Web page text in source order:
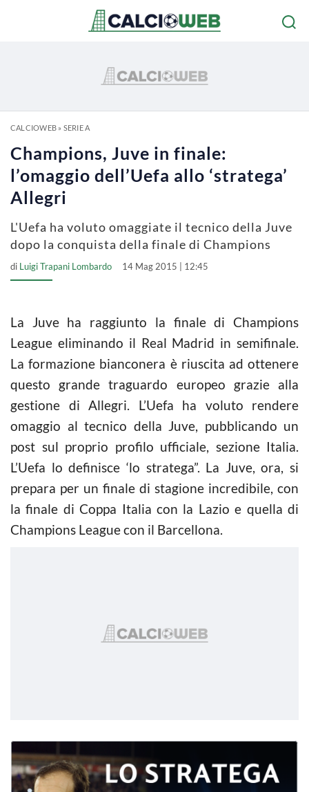
CALCIOWEB» SERIE A
Champions, Juve in finale:
l’omaggio dell’Uefa allo ‘stratega’
Allegri
L'Uefa ha voluto omaggiate il tecnico della Juve
dopo la conquista della finale di Champions
di Luigi Trapani Lombardo 14 Mag 2015 | 12:45
La Juve ha raggiunto la finale di Champions
League eliminando il Real Madrid in semifinale.
La formazione bianconera è riuscita ad ottenere
questo grande traguardo europeo grazie alla
gestione di Allegri. L’Uefa ha voluto rendere
omaggio al tecnico della Juve, pubblicando un
post sul proprio profilo ufficiale, sezione Italia.
L’Uefa lo definisce ‘lo stratega”. La Juve, ora, si
prepara per un finale di stagione incredibile, con
la finale di Coppa Italia con la Lazio e quella di
Champions League con il Barcellona.